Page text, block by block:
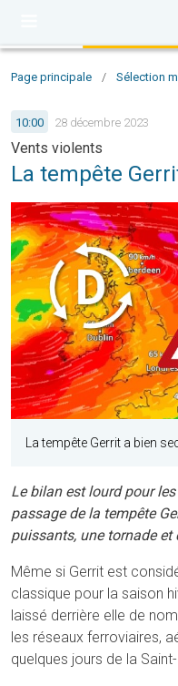
Page principale / Sélection
10:00 28 décembre 2023
Vents violents
La tempête
La tempête Gerrit a bien
Le bilan est lourd pour
passage de la tempête
puissants, une tornade et
Même si Gerrit est
classique pour la saison
laissé derrière elle de
les réseaux ferroviaires,
quelques jours de la